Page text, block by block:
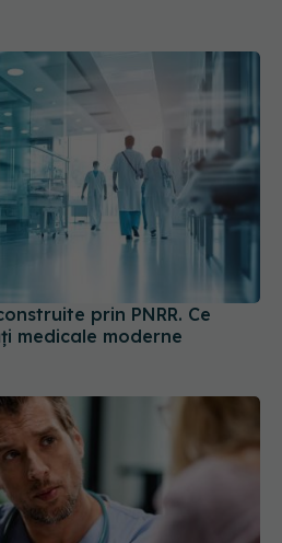
prin PNRR. Ce
medicale moderne